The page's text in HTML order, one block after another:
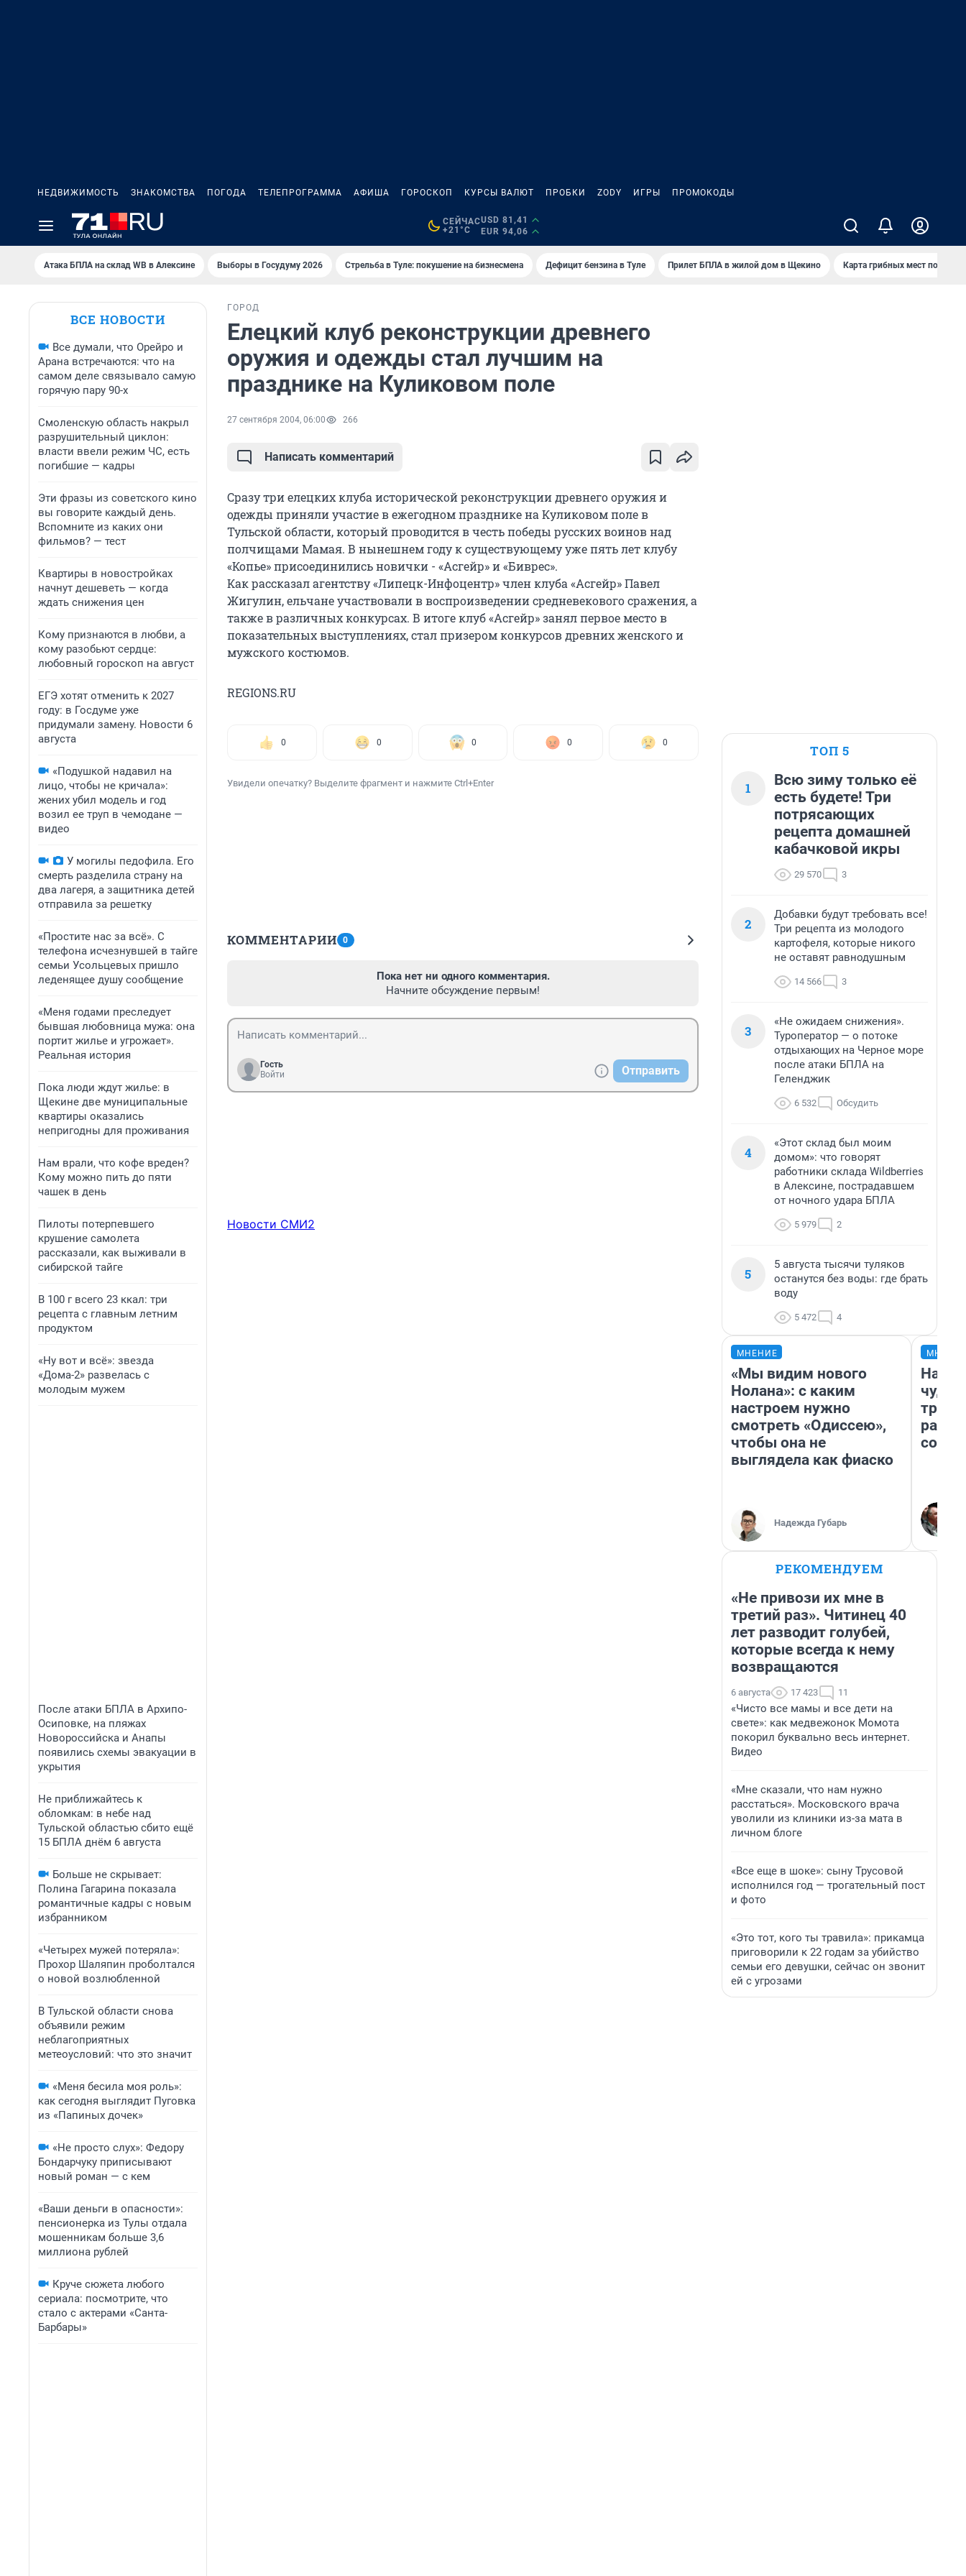
НЕДВИЖИМОСТЬ ЗНАКОМСТВА ПОГОДА ТЕЛЕПРОГРАММА АФИША ГОРОСКОП КУРСЫ ВАЛЮТ ПРОБКИ ZODY ИГРЫ ПРОМОКОДЫ
СЕЙЧАС
+21°C
USD 81,41
EUR 94,06
Атака БПЛА на склад WB в Алексине Выборы в Госудуму 2026 Стрельба в Туле: покушение на бизнесмена Дефицит бензина в Туле Прилет БПЛА в жилой дом в Щекино Карта грибных мест под
ВСЕ НОВОСТИ
Все думали, что Орейро и
Арана встречаются: что на
самом деле связывало самую
горячую пару 90-х
Смоленскую область накрыл
разрушительный циклон:
власти ввели режим ЧС, есть
погибшие — кадры
Эти фразы из советского кино
вы говорите каждый день.
Вспомните из каких они
фильмов? — тест
Квартиры в новостройках
начнут дешеветь — когда
ждать снижения цен
Кому признаются в любви, а
кому разобьют сердце:
любовный гороскоп на август
ЕГЭ хотят отменить к 2027
году: в Госдуме уже
придумали замену. Новости 6
августа
«Подушкой надавил на
лицо, чтобы не кричала»:
жених убил модель и год
возил ее труп в чемодане —
видео
У могилы педофила. Его
смерть разделила страну на
два лагеря, а защитника детей
отправила за решетку
«Простите нас за всё». С
телефона исчезнувшей в тайге
семьи Усольцевых пришло
леденящее душу сообщение
«Меня годами преследует
бывшая любовница мужа: она
портит жилье и угрожает».
Реальная история
Пока люди ждут жилье: в
Щекине две муниципальные
квартиры оказались
непригодны для проживания
Нам врали, что кофе вреден?
Кому можно пить до пяти
чашек в день
Пилоты потерпевшего
крушение самолета
рассказали, как выживали в
сибирской тайге
В 100 г всего 23 ккал: три
рецепта с главным летним
продуктом
«Ну вот и всё»: звезда
«Дома-2» развелась с
молодым мужем
После атаки БПЛА в Архипо-
Осиповке, на пляжах
Новороссийска и Анапы
появились схемы эвакуации в
укрытия
Не приближайтесь к
обломкам: в небе над
Тульской областью сбито ещё
15 БПЛА днём 6 августа
Больше не скрывает:
Полина Гагарина показала
романтичные кадры с новым
избранником
«Четырех мужей потеряла»:
Прохор Шаляпин проболтался
о новой возлюбленной
В Тульской области снова
объявили режим
неблагоприятных
метеоусловий: что это значит
«Меня бесила моя роль»:
как сегодня выглядит Пуговка
из «Папиных дочек»
«Не просто слух»: Федору
Бондарчуку приписывают
новый роман — с кем
«Ваши деньги в опасности»:
пенсионерка из Тулы отдала
мошенникам больше 3,6
миллиона рублей
Круче сюжета любого
сериала: посмотрите, что
стало с актерами «Санта-
Барбары»
ГОРОД
Елецкий клуб реконструкции древнего
оружия и одежды стал лучшим на
празднике на Куликовом поле
27 сентября 2004, 06:00 266
Написать комментарий
Сразу три елецких клуба исторической реконструкции древнего оружия и
одежды приняли участие в ежегодном празднике на Куликовом поле в
Тульской области, который проводится в честь победы русских воинов над
полчищами Мамая. В нынешнем году к существующему уже пять лет клубу
«Копье» присоединились новички - «Асгейр» и «Биврес».
Как рассказал агентству «Липецк-Инфоцентр» член клуба «Асгейр» Павел
Жигулин, ельчане участвовали в воспроизведении средневекового сражения, а
также в различных конкурсах. В итоге клуб «Асгейр» занял первое место в
показательных выступлениях, стал призером конкурсов древних женского и
мужского костюмов.
REGIONS.RU
0 0 0 0 0
Увидели опечатку? Выделите фрагмент и нажмите Ctrl+Enter
КОММЕНТАРИИ 0
Пока нет ни одного комментария.
Начните обсуждение первым!
Гость
Войти
Отправить
Новости СМИ2
ТОП 5
1
Всю зиму только её
есть будете! Три
потрясающих
рецепта домашней
кабачковой икры
29 570 3
2
Добавки будут требовать все!
Три рецепта из молодого
картофеля, которые никого
не оставят равнодушным
14 566 3
3
«Не ожидаем снижения».
Туроператор — о потоке
отдыхающих на Черное море
после атаки БПЛА на
Геленджик
6 532 Обсудить
4
«Этот склад был моим
домом»: что говорят
работники склада Wildberries
в Алексине, пострадавшем
от ночного удара БПЛА
5 979 2
5
5 августа тысячи туляков
останутся без воды: где брать
воду
5 472 4
МНЕНИЕ
«Мы видим нового
Нолана»: с каким
настроем нужно
смотреть «Одиссею»,
чтобы она не
выглядела как фиаско
Надежда Губарь
РЕКОМЕНДУЕМ
«Не привози их мне в
третий раз». Читинец 40
лет разводит голубей,
которые всегда к нему
возвращаются
6 августа 17 423 11
«Чисто все мамы и все дети на
свете»: как медвежонок Момота
покорил буквально весь интернет.
Видео
«Мне сказали, что нам нужно
расстаться». Московского врача
уволили из клиники из-за мата в
личном блоге
«Все еще в шоке»: сыну Трусовой
исполнился год — трогательный пост
и фото
«Это тот, кого ты травила»: прикамца
приговорили к 22 годам за убийство
семьи его девушки, сейчас он звонит
ей с угрозами